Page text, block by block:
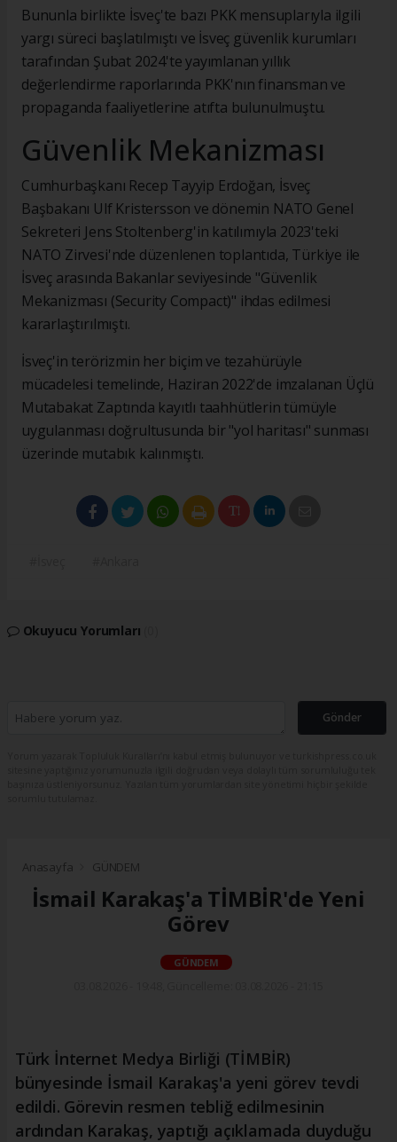
Bununla birlikte İsveç'te bazı PKK mensuplarıyla ilgili
yargı süreci başlatılmıştı ve İsveç güvenlik kurumları
tarafından Şubat 2024'te yayımlanan yıllık
değerlendirme raporlarında PKK'nın finansman ve
propaganda faaliyetlerine atıfta bulunulmuştu.
Güvenlik Mekanizması
Cumhurbaşkanı Recep Tayyip Erdoğan, İsveç
Başbakanı Ulf Kristersson ve dönemin NATO Genel
Sekreteri Jens Stoltenberg'in katılımıyla 2023'teki
NATO Zirvesi'nde düzenlenen toplantıda, Türkiye ile
İsveç arasında Bakanlar seviyesinde "Güvenlik
Mekanizması (Security Compact)" ihdas edilmesi
kararlaştırılmıştı.
İsveç'in terörizmin her biçim ve tezahürüyle
mücadelesi temelinde, Haziran 2022'de imzalanan Üçlü
Mutabakat Zaptında kayıtlı taahhütlerin tümüyle
uygulanması doğrultusunda bir "yol haritası" sunması
üzerinde mutabık kalınmıştı.
Okuyucu Yorumları
Gönder
Anasayfa GÜNDEM
İsmail Karakaş'a TİMBİR'de Yeni
Görev
GÜNDEM
Türk İnternet Medya Birliği (TİMBİR)
bünyesinde İsmail Karakaş'a yeni görev tevdi
edildi. Görevin resmen tebliğ edilmesinin
ardından Karakaş, yaptığı açıklamada duyduğu